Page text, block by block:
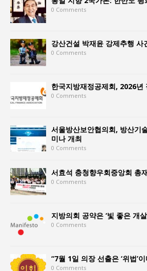
0 Comments
강산건설 박재윤 강제추행 사
0 Comments
한국지방재정공제회, 2026년
0 Comments
서울방산보안협의회, 방산기
미나 개최
0 Comments
서효석 충청향우회중앙회 총
0 Comments
지방의회 공약은 ‘빛 좋은 개
0 Comments
“7월 1일 의장 선출은 ‘위법’이
0 Comments